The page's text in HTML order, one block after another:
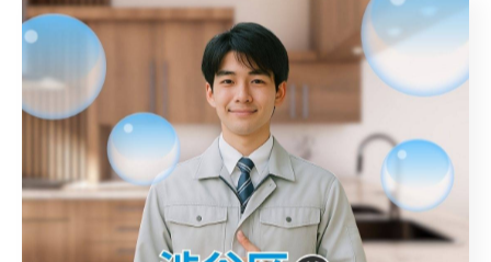
屋外排水管詰まり 解消
トイレ詰まり 詰まり
春日部市 江戸川区
八王子市 シンク 入間市 平塚市
洗面台 神奈川区 台所詰まり 異物